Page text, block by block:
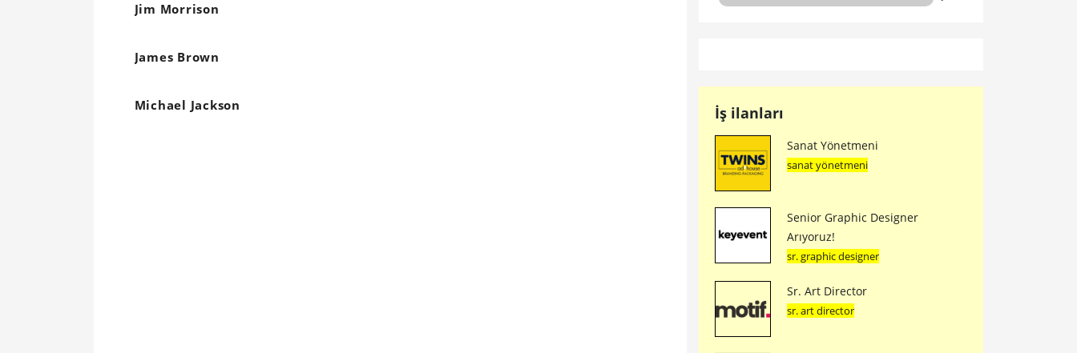
Jim Morrison
James Brown
Michael Jackson İş ilanları
Sanat Yönetmeni
sanat yönetmeni
Senior Graphic Designer
Arıyoruz!
sr. graphic designer
Sr. Art Director
sr. art director